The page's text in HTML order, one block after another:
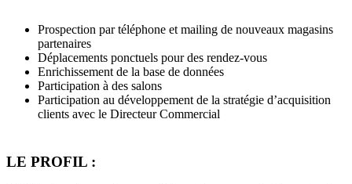
Prospection par téléphone et mailing de nouveaux magasins
partenaires
Déplacements ponctuels pour des rendez-vous
Enrichissement de la base de données
Participation à des salons
Participation au développement de la stratégie d’acquisition
clients avec le Directeur Commercial
LE PROFIL :